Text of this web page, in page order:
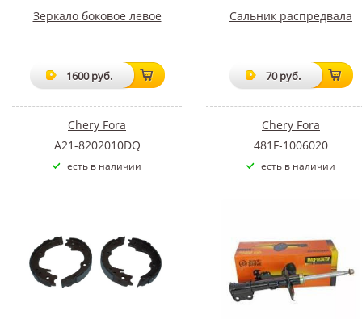
Зеркало боковое левое
1600 руб.
Chery Fora
A21-8202010DQ
есть в наличии
Сальник распредвала
70 руб.
Chery Fora
481F-1006020
есть в наличии